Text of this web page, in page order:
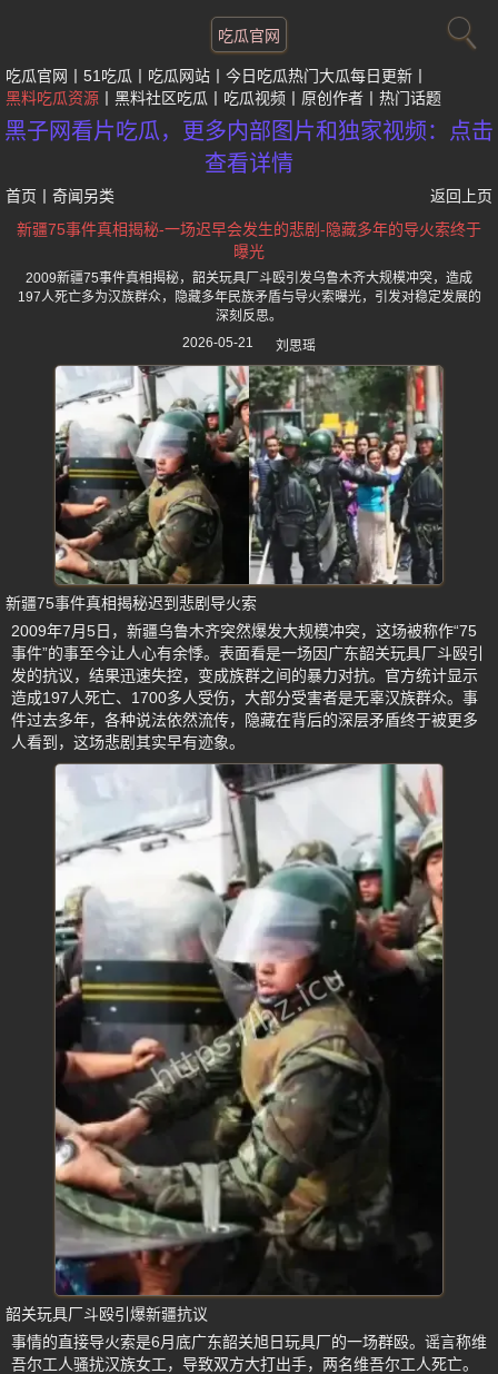
吃瓜官网
吃瓜官网 51吃瓜 吃瓜网站
今日吃瓜热门大瓜每日更新
黑料吃瓜资源
黑料社区吃瓜 吃瓜视频 原创作者 热门话题
黑子网看片吃瓜，更多内部图片和独家视频：点击
查看详情
首页 奇闻另类
返回上页
新疆75事件真相揭秘-一场迟早会发生的悲剧-隐藏多年的导火索终于
曝光
2009新疆75事件真相揭秘，韶关玩具厂斗殴引发乌鲁木齐大规模冲突，造成
197人死亡多为汉族群众，隐藏多年民族矛盾与导火索曝光，引发对稳定发展的
深刻反思。
2026-05-21
刘思瑶
新疆75事件真相揭秘迟到悲剧导火索
2009年7月5日，新疆乌鲁木齐突然爆发大规模冲突，这场被称作“75
事件”的事至今让人心有余悸。表面看是一场因广东韶关玩具厂斗殴引
发的抗议，结果迅速失控，变成族群之间的暴力对抗。官方统计显示
造成197人死亡、1700多人受伤，大部分受害者是无辜汉族群众。事
件过去多年，各种说法依然流传，隐藏在背后的深层矛盾终于被更多
人看到，这场悲剧其实早有迹象。
韶关玩具厂斗殴引爆新疆抗议
事情的直接导火索是6月底广东韶关旭日玩具厂的一场群殴。谣言称维
吾尔工人骚扰汉族女工，导致双方大打出手，两名维吾尔工人死亡。